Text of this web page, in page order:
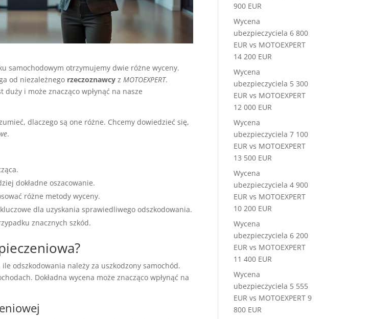
samochodowym otrzymujemy dwie różne wyceny.
od niezależnego rzeczoznawcyz MOTOEXPERT.
duży i może znacząco wpłynąć na nasze
dlaczego są one różne. Chcemy dowiedzieć się,
.
dokładne oszacowanie.
różne metody wyceny.
dla uzyskania sprawiedliwego odszkodowania.
znacznych szkód.
odszkodowania należy za uszkodzony samochód.
Dokładna wycena może znacząco wpłynąć na
900 EUR
Wycena
ubezpieczyciela 6 800
EUR vs MOTOEXPERT
14 200 EUR
Wycena
ubezpieczyciela 5 300
EUR vs MOTOEXPERT
12 000 EUR
Wycena
ubezpieczyciela 7 100
EUR vs MOTOEXPERT
13 500 EUR
Wycena
ubezpieczyciela 4 900
EUR vs MOTOEXPERT
10 200 EUR
Wycena
ubezpieczyciela 6 200
EUR vs MOTOEXPERT
11 400 EUR
Wycena
ubezpieczyciela 5 555
EUR vs MOTOEXPERT 9
800 EUR